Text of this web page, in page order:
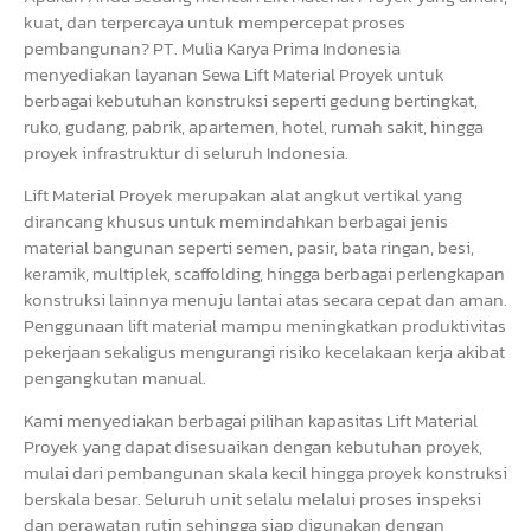
kuat, dan terpercaya untuk mempercepat proses
pembangunan? PT. Mulia Karya Prima Indonesia
menyediakan layanan Sewa Lift Material Proyek untuk
berbagai kebutuhan konstruksi seperti gedung bertingkat,
ruko, gudang, pabrik, apartemen, hotel, rumah sakit, hingga
proyek infrastruktur di seluruh Indonesia.
Lift Material Proyek merupakan alat angkut vertikal yang
dirancang khusus untuk memindahkan berbagai jenis
material bangunan seperti semen, pasir, bata ringan, besi,
keramik, multiplek, scaffolding, hingga berbagai perlengkapan
konstruksi lainnya menuju lantai atas secara cepat dan aman.
Penggunaan lift material mampu meningkatkan produktivitas
pekerjaan sekaligus mengurangi risiko kecelakaan kerja akibat
pengangkutan manual.
Kami menyediakan berbagai pilihan kapasitas Lift Material
Proyek yang dapat disesuaikan dengan kebutuhan proyek,
mulai dari pembangunan skala kecil hingga proyek konstruksi
berskala besar. Seluruh unit selalu melalui proses inspeksi
dan perawatan rutin sehingga siap digunakan dengan